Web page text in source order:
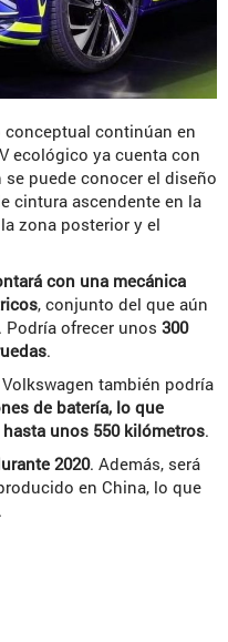
continúan en
ecológico ya cuenta con
puede conocer el diseño
cintura ascendente en la
zona posterior y el
con una mecánica
, conjunto del que aún
ofrecer unos 300
.
también podría
de batería, lo que
unos 550 kilómetros.
2020. Además, será
en China, lo que